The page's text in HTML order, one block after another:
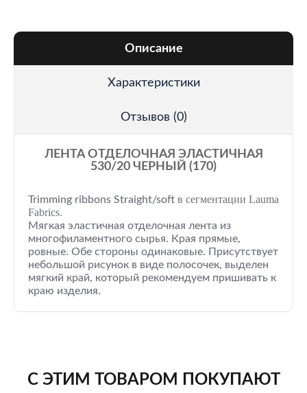
Описание
Характеристики
Отзывов (0)
ЛЕНТА ОТДЕЛОЧНАЯ ЭЛАСТИЧНАЯ
530/20 ЧЕРНЫЙ (170)
Trimming ribbons Straight/soft в сегментации Lauma
Fabrics.
Мягкая эластичная отделочная лента из
многофиламентного сырья. Края прямые,
ровные. Обе стороны одинаковые. Присутствует
небольшой рисунок в виде полосочек, выделен
мягкий край, который рекомендуем пришивать к
краю изделия.
С ЭТИМ ТОВАРОМ ПОКУПАЮТ